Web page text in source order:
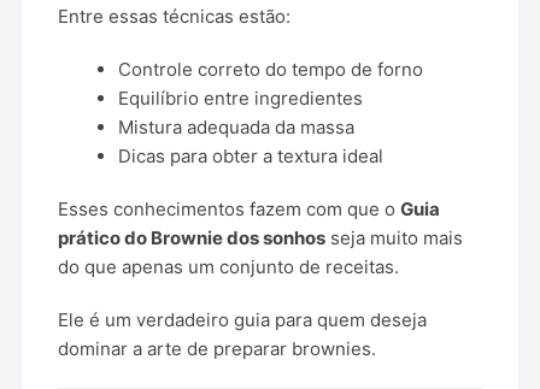
Entre essas técnicas estão:
Controle correto do tempo de forno
Equilíbrio entre ingredientes
Mistura adequada da massa
Dicas para obter a textura ideal
Esses conhecimentos fazem com que oGuia
prático do Brownie dos sonhos seja muito mais
do que apenas um conjunto de receitas.
Ele é um verdadeiro guia para quem deseja
dominar a arte de preparar brownies.